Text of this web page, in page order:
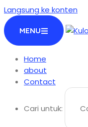
Langsung ke konten
MENU
Home
about
Contact
Cari untuk: